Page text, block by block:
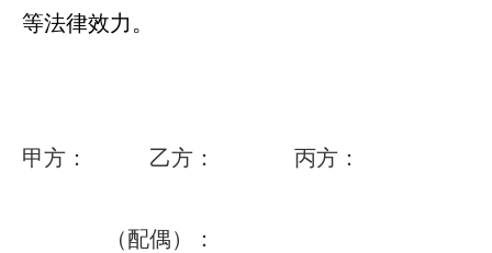
等法律效力。
甲方： 乙方： 丙方：
（配偶）：